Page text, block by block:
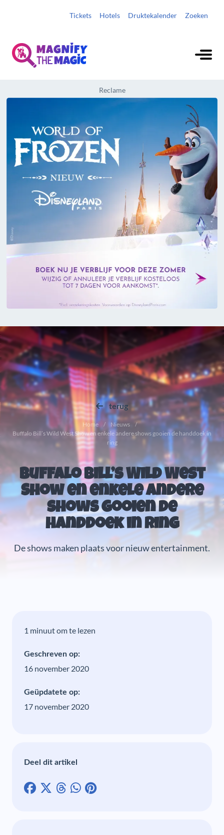
Tickets Hotels Druktekalender Zoeken
Reclame
terug
Home
Nieuws
Buffalo Bill’s Wild West Show en enkele andere shows gooien de handdoek in
ring
Buffalo Bill’s Wild West
Show en enkele andere
shows gooien de
handdoek in ring
De shows maken plaats voor nieuw entertainment.
1 minuut om te lezen
Geschreven op:
16 november 2020
Geüpdatete op:
17 november 2020
Deel dit artikel